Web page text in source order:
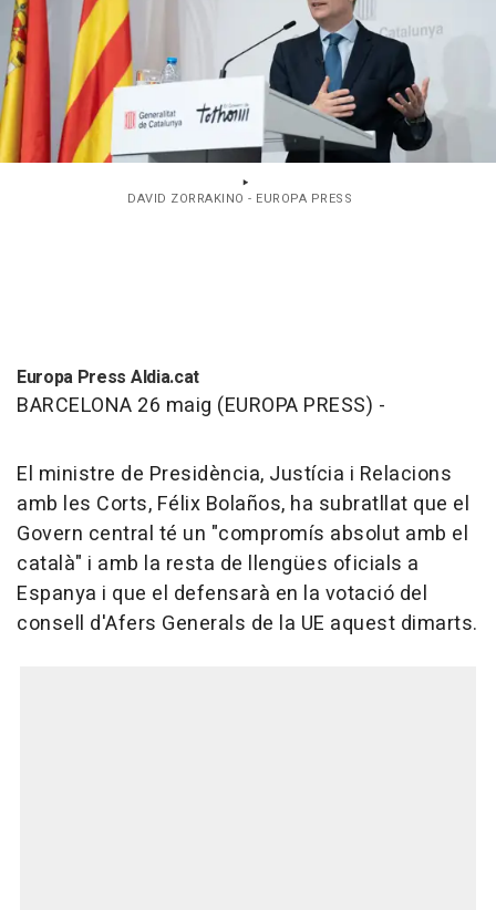
DAVID ZORRAKINO - EUROPA PRESS
Europa Press Aldia.cat
BARCELONA 26 maig (EUROPA PRESS) -
El ministre de Presidència, Justícia i Relacions
amb les Corts, Félix Bolaños, ha subratllat que el
Govern central té un "compromís absolut amb el
català" i amb la resta de llengües oficials a
Espanya i que el defensarà en la votació del
consell d'Afers Generals de la UE aquest dimarts.